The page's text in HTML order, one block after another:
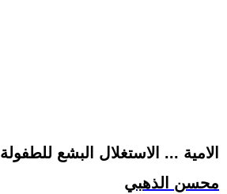
الامية ... الاستغلال البشع للطفولة
محسن الذهبي